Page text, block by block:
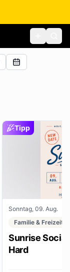
Tipp
Sonntag, 09. Aug.
Familie & Freizeit
Sunrise
Hard